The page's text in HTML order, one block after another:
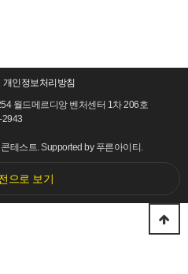
개인정보처리방침
월드메르디앙 벤처센터 1차 206호
2943
테스트. Supported by 푸른아이티.
으로 보기